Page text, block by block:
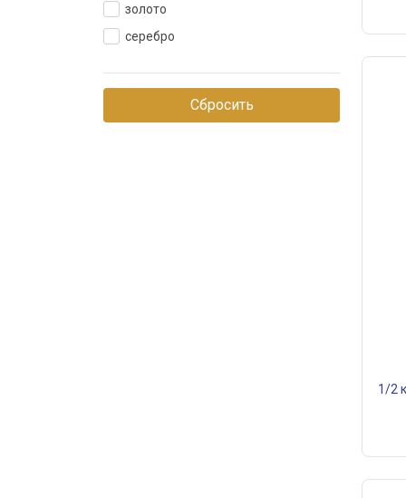
1882
золото
серебро
Сбросить
1/2